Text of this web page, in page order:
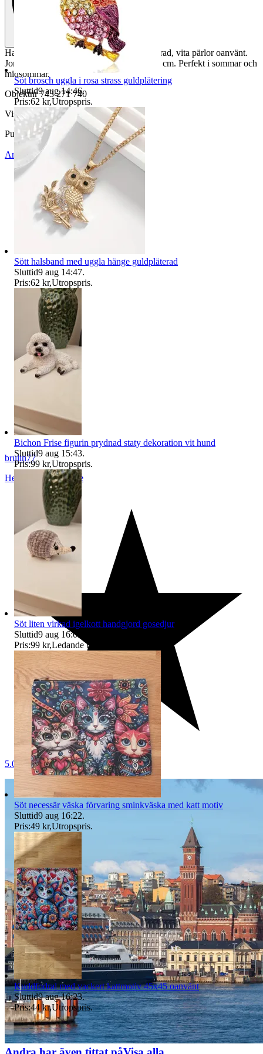
Halsband med jordgubbar emalj guldpläterad, vita pärlor oanvänt.
Jordbubbarna är 0,9 cm. Halsbandet 37+5 cm. Perfekt i sommar och
midsommar.
Objektnr 743 271 740
Visningar
41
Publicerad
2 aug 14:44
Anmäl Sälj liknande
brulin77
Helsingborg,Sverige
5.0
Söt brosch uggla i rosa strass guldplätering
Sluttid9 aug 14:46.
Pris:62 kr,Utropspris.
Sött halsband med uggla hänge guldpläterad
Sluttid9 aug 14:47.
Pris:62 kr,Utropspris.
Bichon Frise figurin prydnad staty dekoration vit hund
Sluttid9 aug 15:43.
Pris:99 kr,Utropspris.
Söt liten virkad igelkott handgjord gosedjur
Sluttid9 aug 16:05
Pris:99 kr,Ledande bud
Söt necessär väska förvaring sminkväska med katt motiv
Sluttid9 aug 16:22.
Pris:49 kr,Utropspris.
Kuddfodral med vackert kattmotiv 45x45 oanvänt
Sluttid9 aug 16:23.
Pris:44 kr,Utropspris.